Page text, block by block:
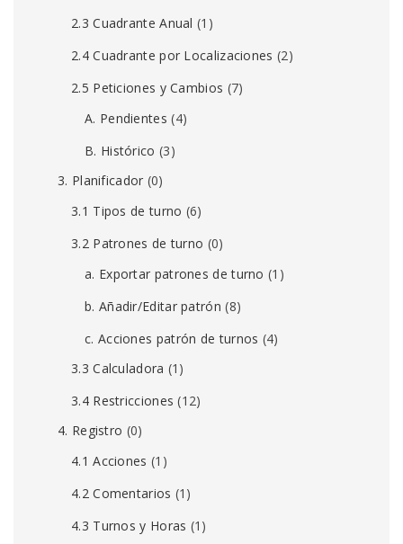
2.3 Cuadrante Anual (1)
2.4 Cuadrante por Localizaciones (2)
2.5 Peticiones y Cambios (7)
A. Pendientes (4)
B. Histórico (3)
3. Planificador (0)
3.1 Tipos de turno (6)
3.2 Patrones de turno (0)
a. Exportar patrones de turno (1)
b. Añadir/Editar patrón (8)
c. Acciones patrón de turnos (4)
3.3 Calculadora (1)
3.4 Restricciones (12)
4. Registro (0)
4.1 Acciones (1)
4.2 Comentarios (1)
4.3 Turnos y Horas (1)